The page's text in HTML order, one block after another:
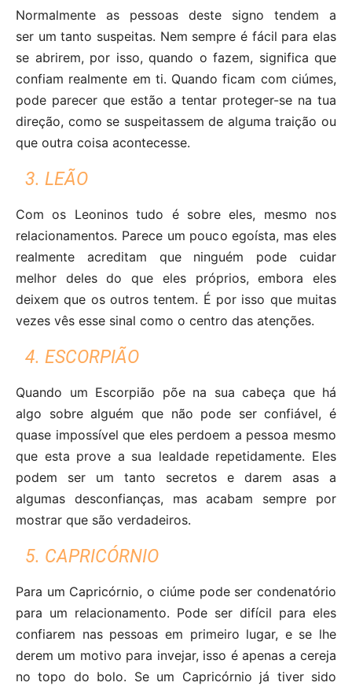
Normalmente as pessoas deste signo tendem a
ser um tanto suspeitas. Nem sempre é fácil para elas
se abrirem, por isso, quando o fazem, significa que
confiam realmente em ti. Quando ficam com ciúmes,
pode parecer que estão a tentar proteger-se na tua
direção, como se suspeitassem de alguma traição ou
que outra coisa acontecesse.
3. LEÃO
Com os Leoninos tudo é sobre eles, mesmo nos
relacionamentos. Parece um pouco egoísta, mas eles
realmente acreditam que ninguém pode cuidar
melhor deles do que eles próprios, embora eles
deixem que os outros tentem. É por isso que muitas
vezes vês esse sinal como o centro das atenções.
4. ESCORPIÃO
Quando um Escorpião põe na sua cabeça que há
algo sobre alguém que não pode ser confiável, é
quase impossível que eles perdoem a pessoa mesmo
que esta prove a sua lealdade repetidamente. Eles
podem ser um tanto secretos e darem asas a
algumas desconfianças, mas acabam sempre por
mostrar que são verdadeiros.
5. CAPRICÓRNIO
Para um Capricórnio, o ciúme pode ser condenatório
para um relacionamento. Pode ser difícil para eles
confiarem nas pessoas em primeiro lugar, e se lhe
derem um motivo para invejar, isso é apenas a cereja
no topo do bolo. Se um Capricórnio já tiver sido